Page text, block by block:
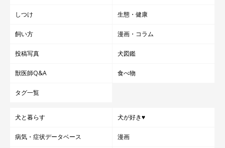
食欲不振による体重の減少
振を起こす犬もいます。食欲不振が続けば体重が減少してしまう
しつけ 生態・健康
飼い方 漫画・コラム
投稿写真 犬図鑑
獣医師Q&A 食べ物
タグ一覧
犬と暮らす 犬が好き♥
病気・症状データベース 漫画